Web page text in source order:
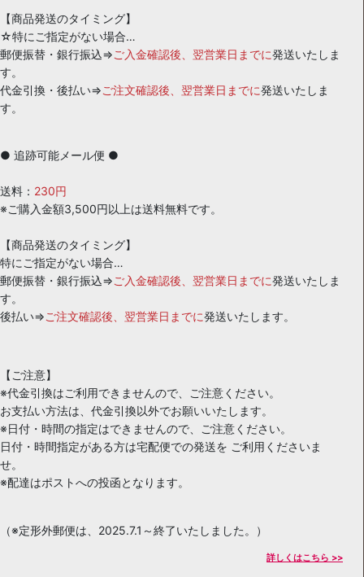
【商品発送のタイミング】
☆特にご指定がない場合…
郵便振替・銀行振込⇒ご入金確認後、翌営業日までに発送いたしま
す。
代金引換・後払い⇒ご注文確認後、翌営業日までに発送いたしま
す。
● 追跡可能メール便 ●
送料： 230円
※ご購入金額3,500円以上は送料無料です。
【商品発送のタイミング】
特にご指定がない場合…
郵便振替・銀行振込⇒ご入金確認後、翌営業日までに発送いたしま
す。
後払い⇒ご注文確認後、翌営業日までに発送いたします。
【ご注意】
※代金引換はご利用できませんので、ご注意ください。
お支払い方法は、代金引換以外でお願いいたします。
※日付・時間の指定はできませんので、ご注意ください。
日付・時間指定がある方は宅配便での発送を ご利用くださいま
せ。
※配達はポストへの投函となります。
（※定形外郵便は、2025.7.1～終了いたしました。）
詳しくはこちら >>